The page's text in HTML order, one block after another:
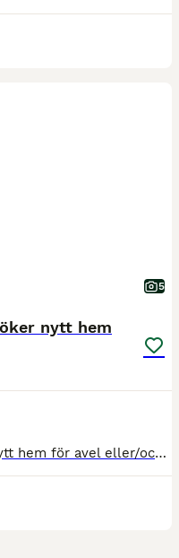
5
nytt hem
Simberg Golden Hannah söker nytt hem för avel eller/och att bli utbildad vidare av unghästvan person. Hannah är snäll , hög i rang , positiv och lättlärd , feminin och lätt i typen . Inriden som 3 år